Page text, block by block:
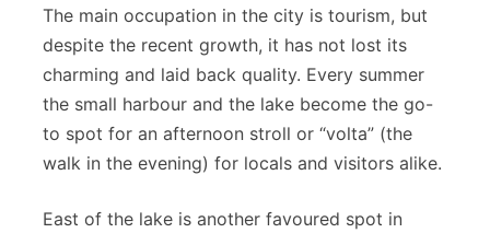
The main occupation in the city is tourism, but
despite the recent growth, it has not lost its
charming and laid back quality. Every summer
the small harbour and the lake become the go-
to spot for an afternoon stroll or “volta” (the
walk in the evening) for locals and visitors alike.
East of the lake is another favoured spot in